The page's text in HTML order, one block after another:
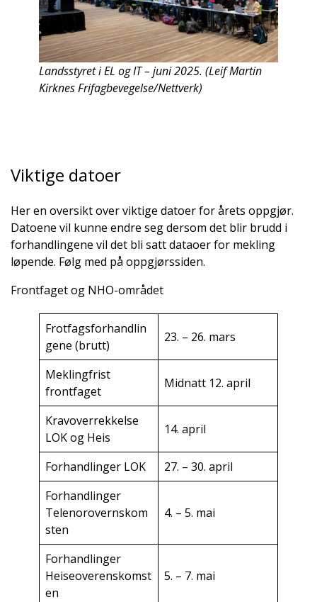
Landsstyret i EL og IT – juni 2025. (Leif Martin
Kirknes Frifagbevegelse/Nettverk)
Viktige datoer
Her en oversikt over viktige datoer for årets oppgjør.
Datoene vil kunne endre seg dersom det blir brudd i
forhandlingene vil det bli satt dataoer for mekling
løpende. Følg med på oppgjørssiden.
Frontfaget og NHO-området
Frotfagsforhandlin
gene (brutt)
23. – 26. mars
Meklingfrist
frontfaget
Midnatt 12. april
Kravoverrekkelse
LOK og Heis
14. april
Forhandlinger LOK
27. – 30. april
Forhandlinger
Telenorovernskom
sten
4. – 5. mai
Forhandlinger
Heiseoverenskomst
en
5. – 7. mai